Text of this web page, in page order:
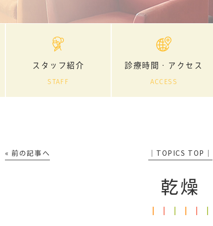
スタッフ紹介
STAFF
診療時間・アクセス
ACCESS
« 前の記事へ │TOPICS TOP│
乾燥